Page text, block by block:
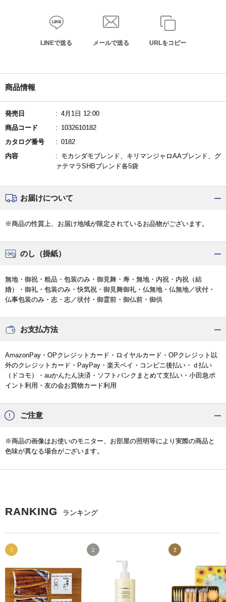
LINEで送る メールで送る URLをコピー
商品情報
発売日
4月1日 12:00
商品コード
1032610182
カタログ番号
0182
内容
モカシダモブレンド、キリマンジャロAAブレンド、グ
ァテマラSHBブレンド各5袋
お届けについて
※商品の性質上、お届け地域が限定されているお品物がございます。
のし（掛紙）
無地・御祝・粗品・包装のみ・御見舞・寿・無地・内祝・内祝（結
婚）・御礼・包装のみ・快気祝・御見舞御礼・仏無地・仏無地／状付・
仏事包装のみ・志・志／状付・御霊前・御仏前・御供
お支払方法
AmazonPay・OPクレジットカード・ロイヤルカード・OPクレジット以
外のクレジットカード・PayPay・楽天ペイ・コンビニ後払い・ｄ払い
（ドコモ）・auかんたん決済・ソフトバンクまとめて支払い・小田急ポ
イント利用・友の会お買物カード利用
ご注意
※商品の画像はお使いのモニター、お部屋の照明等により実際の商品と
色味が異なる場合がございます。
RANKING ランキング
1 2 3